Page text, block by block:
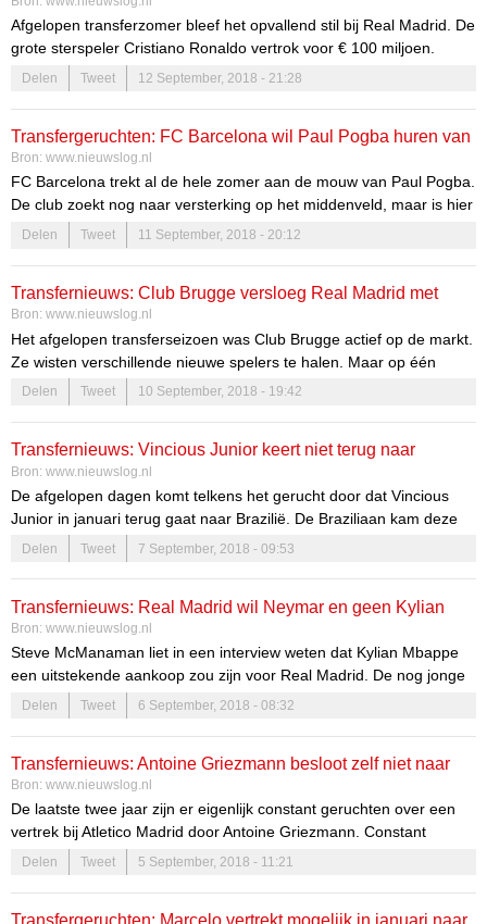
als Neymar
Afgelopen transferzomer bleef het opvallend stil bij Real Madrid. De
grote sterspeler Cristiano Ronaldo vertrok voor € 100 miljoen.
Alleen er werd geen sterspeler voor teruggehaald. Toch bleven de
kranten speculeren over de komst van Neymar of Mbappé. Mundo
komen. Volgens de Spaanse krant […]
Delen Tweet 12 September, 2018 - 21:28
Transfergeruchten: FC Barcelona wil Paul Pogba huren van
Manchester United
Bron: www.nieuwslog.nl
FC Barcelona trekt al de hele zomer aan de mouw van Paul Pogba.
De club zoekt nog naar versterking op het middenveld, maar is hier
niet in geslaagd de afgelopen zomermaanden. Paul Pogba lijkt de
ideale speler te zijn om het gat in het middenveld op te vullen. Het
Delen Tweet 11 September, 2018 - 20:12
Transfernieuws: Club Brugge versloeg Real Madrid met
transfer
Bron: www.nieuwslog.nl
Het afgelopen transferseizoen was Club Brugge actief op de markt.
Ze wisten verschillende nieuwe spelers te halen. Maar op één
speler zijn ze extra trots en dit is Karlo Letica. Real Madrid had
namelijk interesse in de Kroaat, maar Club Brugge was ze te slim
Delen Tweet 10 September, 2018 - 19:42
Transfernieuws: Vincious Junior keert niet terug naar
Brazilië
Bron: www.nieuwslog.nl
De afgelopen dagen komt telkens het gerucht door dat Vincious
Junior in januari terug gaat naar Brazilië. De Braziliaan kam deze
zomer over naar Real Madrid voor € 45 miljoen. De voormalig
Flamengo speler zou nog erg moeten wennen aan het leven in
[…]
Delen Tweet 7 September, 2018 - 09:53
Transfernieuws: Real Madrid wil Neymar en geen Kylian
Mbappe
Bron: www.nieuwslog.nl
Steve McManaman liet in een interview weten dat Kylian Mbappe
een uitstekende aankoop zou zijn voor Real Madrid. De nog jonge
spits heeft zich al meerdere malen bewezen en kan nog jaren mee.
Daarnaast zou hij graag hoger op willen. Mbappe is de uitstekende
Mbappe niet gekomen. […]
Delen Tweet 6 September, 2018 - 08:32
Transfernieuws: Antoine Griezmann besloot zelf niet naar
FC Barcelona te gaan
Bron: www.nieuwslog.nl
De laatste twee jaar zijn er eigenlijk constant geruchten over een
vertrek bij Atletico Madrid door Antoine Griezmann. Constant
draaide het op niets uit en vertrok hij uiteindelijk niet. Vooral
Manchester United bleek een serieuze gegadigde, maar deze
Delen Tweet 5 September, 2018 - 11:21
Transfergeruchten: Marcelo vertrekt mogelijk in januari naar